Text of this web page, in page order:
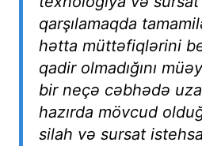
qarşılamaqda
hətta müttəfiqlərini
qadir olmadığını
bir neçə cəbhədə
hazırda mövcud
silah və sursat